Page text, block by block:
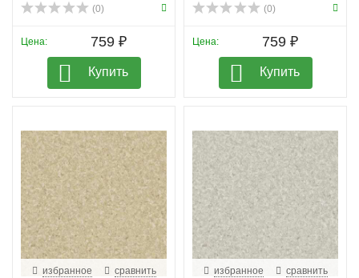
(0)
Цена: 759 ₽
Купить
(0)
Цена: 759 ₽
Купить
избранное сравнить избранное сравнить